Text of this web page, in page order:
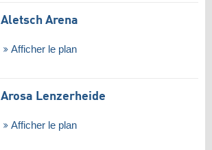
Aletsch Arena
Afficher le plan
Arosa Lenzerheide
Afficher le plan